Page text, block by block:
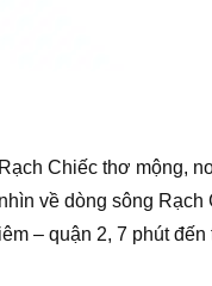
Chiếc thơ mộng,
về dòng sông
– quận 2, 7 phút